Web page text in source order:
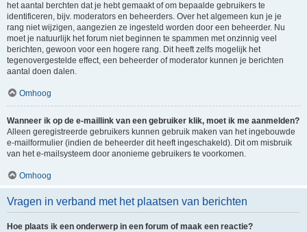
het aantal berchten dat je hebt gemaakt of om bepaalde gebruikers te
identificeren, bijv. moderators en beheerders. Over het algemeen kun je je
rang niet wijzigen, aangezien ze ingesteld worden door een beheerder. Nu
moet je natuurlijk het forum niet beginnen te spammen met onzinnig veel
berichten, gewoon voor een hogere rang. Dit heeft zelfs mogelijk het
tegenovergestelde effect, een beheerder of moderator kunnen je berichten
aantal doen dalen.
Omhoog
Wanneer ik op de e-maillink van een gebruiker klik, moet ik me aanmelden?
Alleen geregistreerde gebruikers kunnen gebruik maken van het ingebouwde
e-mailformulier (indien de beheerder dit heeft ingeschakeld). Dit om misbruik
van het e-mailsysteem door anonieme gebruikers te voorkomen.
Omhoog
Vragen in verband met het plaatsen van berichten
Hoe plaats ik een onderwerp in een forum of maak een reactie?